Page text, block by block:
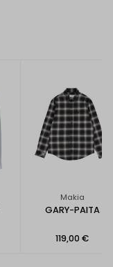
Makia
GARY-PAITA
119,00 €